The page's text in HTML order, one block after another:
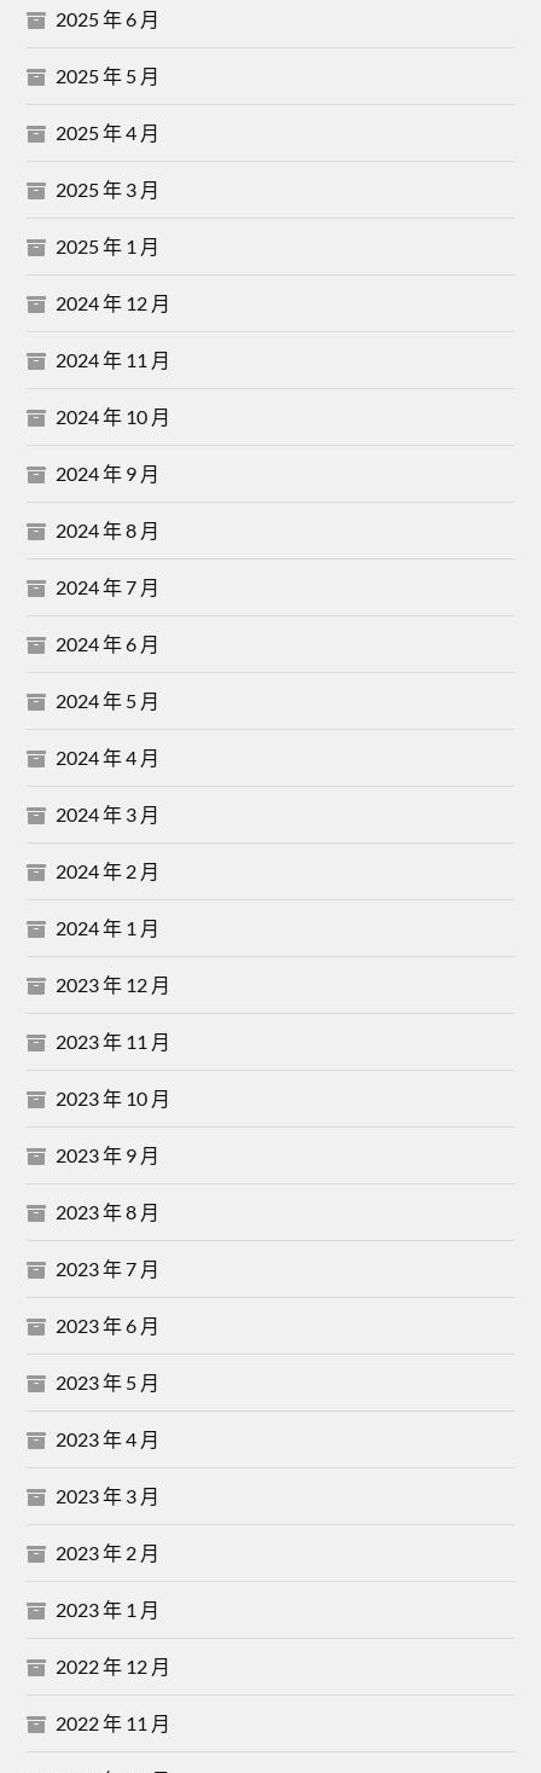
2025 年 6 月
2025 年 5 月
2025 年 4 月
2025 年 3 月
2025 年 1 月
2024 年 12 月
2024 年 11 月
2024 年 10 月
2024 年 9 月
2024 年 8 月
2024 年 7 月
2024 年 6 月
2024 年 5 月
2024 年 4 月
2024 年 3 月
2024 年 2 月
2024 年 1 月
2023 年 12 月
2023 年 11 月
2023 年 10 月
2023 年 9 月
2023 年 8 月
2023 年 7 月
2023 年 6 月
2023 年 5 月
2023 年 4 月
2023 年 3 月
2023 年 2 月
2023 年 1 月
2022 年 12 月
2022 年 11 月